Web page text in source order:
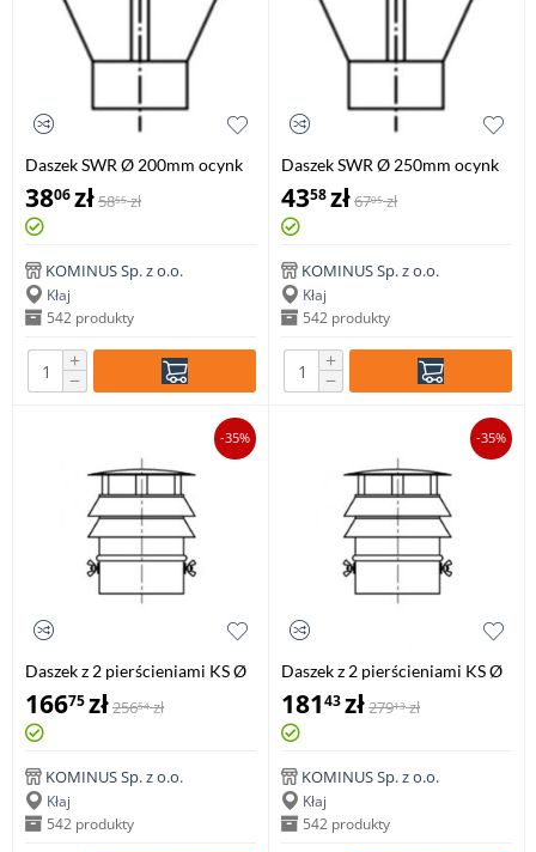
Daszek SWR Ø 200mm ocynk
3806zł5855 zł
KOMINUS Sp. z o.o.
Kłaj
542 produkty
+
−
Daszek SWR Ø 250mm ocynk
4358zł6705 zł
KOMINUS Sp. z o.o.
Kłaj
542 produkty
+
−
-35%
Daszek z 2 pierścieniami KS Ø
130mm gr.0,5mm
16675zł25654 zł
KOMINUS Sp. z o.o.
Kłaj
542 produkty
-35%
Daszek z 2 pierścieniami KS Ø
150mm gr.0,5mm
18143zł27913 zł
KOMINUS Sp. z o.o.
Kłaj
542 produkty